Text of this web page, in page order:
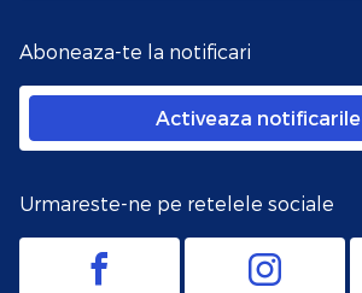
Aboneaza-te la notificari
Activeaza notificarile
Urmareste-ne pe retelele sociale